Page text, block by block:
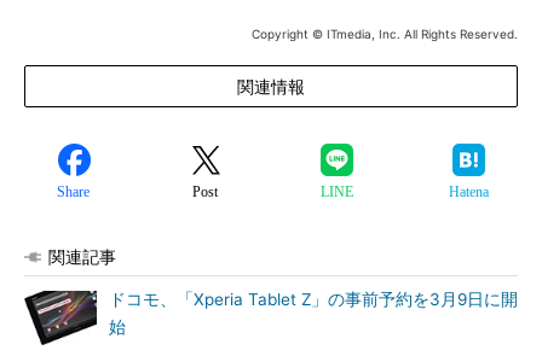
Copyright © ITmedia, Inc. All Rights Reserved.
関連情報
Share Post LINE Hatena
関連記事
ドコモ、「Xperia Tablet Z」の事前予約を3月9日に開
始